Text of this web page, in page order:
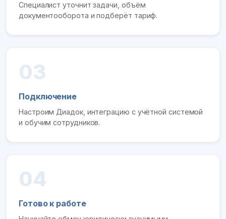
Специалист уточнит задачи, объём
документооборота и подберёт тариф.
03
Подключение
Настроим Диадок, интеграцию с учётной системой
и обучим сотрудников.
04
Готово к работе